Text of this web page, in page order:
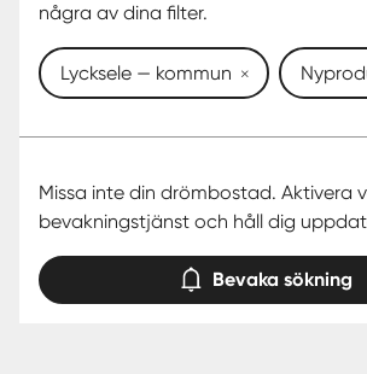
några av dina filter.
Lycksele — kommun
Missa inte din drömbostad. Aktivera
bevakningstjänst och håll dig
Bevaka sökning